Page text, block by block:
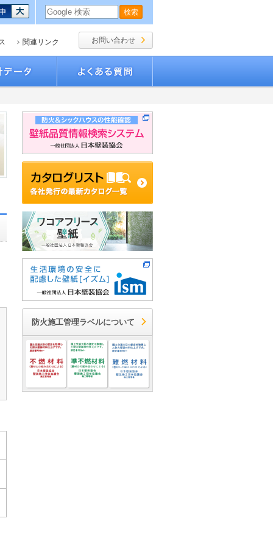
関連リンク お問い合わせ
防火施工管理ラベルについて